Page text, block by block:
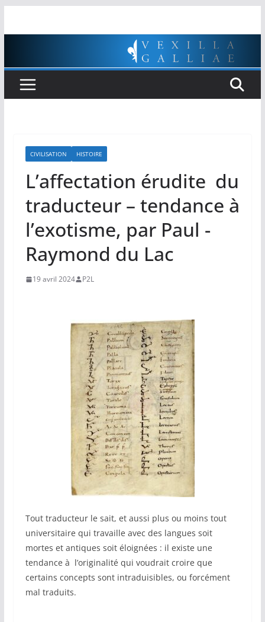
CIVILISATION HISTOIRE
L’affectation érudite du
traducteur – tendance à
l’exotisme, par Paul -
Raymond du Lac
19 avril 2024 P2L
Tout traducteur le sait, et aussi plus ou moins tout
universitaire qui travaille avec des langues soit
mortes et antiques soit éloignées : il existe une
tendance à l’originalité qui voudrait croire que
certains concepts sont intraduisibles, ou forcément
mal traduits.